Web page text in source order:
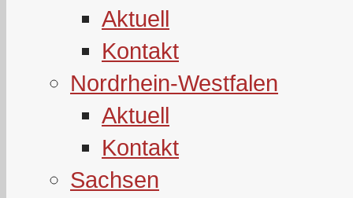
Aktuell
Kontakt
Nordrhein-Westfalen
Aktuell
Kontakt
Sachsen